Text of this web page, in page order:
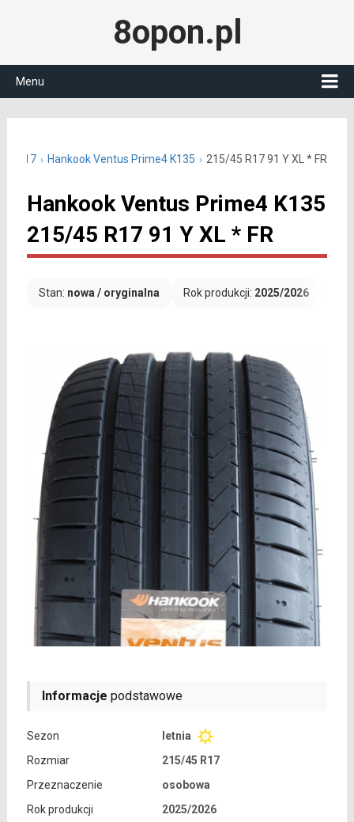
8opon.pl
Menu
R17 Hankook Ventus Prime4 K135 215/45 R17 91 Y XL * FR
Hankook Ventus Prime4 K135
215/45 R17 91 Y XL * FR
Stan: nowa / oryginalna Rok produkcji: 2025/2026
Informacje podstawowe
Sezon
letnia
Rozmiar
215/45 R17
Przeznaczenie
osobowa
Rok produkcji
2025/2026